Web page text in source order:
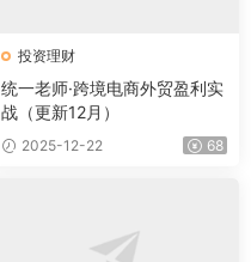
投资理财
统一老师·跨境电商外贸盈利实
战（更新12月）
2025-12-22 68